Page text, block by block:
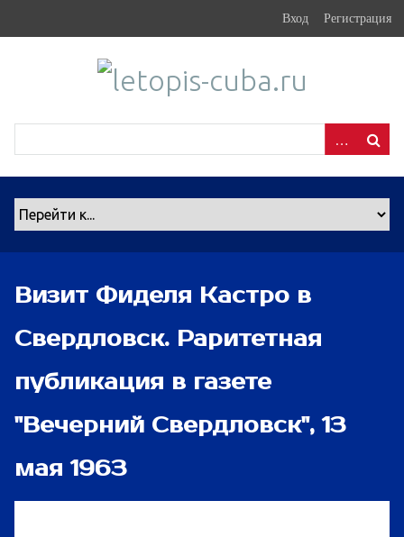
Вход Регистрация
Визит Фиделя Кастро в
Свердловск. Раритетная
публикация в газете
"Вечерний Свердловск", 13
мая 1963